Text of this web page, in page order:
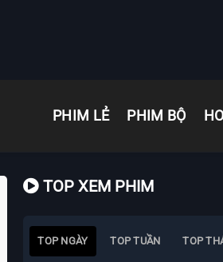
PHIM LẺ PHIM BỘ
TOP XEM PHIM
TOP NGÀY TOP TUẦN TOP